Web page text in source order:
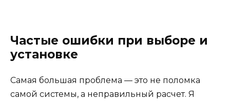
Частые ошибки при выборе и
установке
Самая большая проблема — это не поломка
самой системы, а неправильный расчет. Я